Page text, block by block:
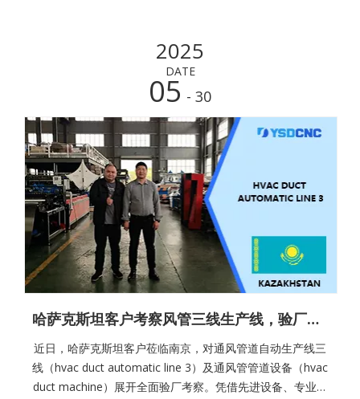
围。生产线测试展示我们为客户进行了全自动生产线的测试
展示。这条生产线专为高效生产高质量风管而设计，具备高
精度和高速度的特点。测试过程中，客户表现出了浓厚的兴
趣。他们使用专业设备，对
2025
DATE
05 - 30
哈萨克斯坦客户考察风管三线生产线，验厂满意开启合作新程
近日，哈萨克斯坦客户莅临南京，对通风管道自动生产线三
线（hvac duct automatic line 3）及通风管管道设备（hvac
duct machine）展开全面验厂考察。凭借先进设备、专业讲